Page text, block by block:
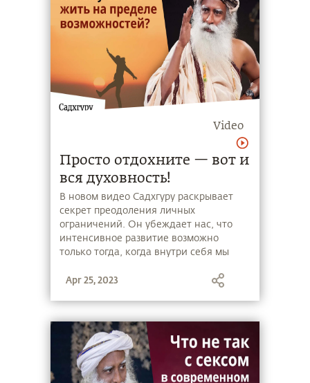
Video
Просто отдохните — вот и
вся духовность!
В новом видео Садхгуру раскрывает
секрет преодоления личных
ограничений. Он убеждает нас, что
интенсивное развитие возможно
только тогда, когда внутри себя мы
комфорта. Смотрите видео, чтобы
жизни!
Apr 25, 2023